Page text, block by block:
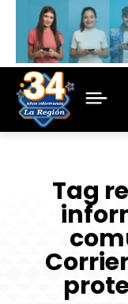
Tag